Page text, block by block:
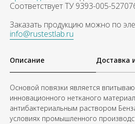
Соответствует ТУ 9393-005-
Заказать продукцию можно по
info@rustestlab.ru
Описание Доставка
Основой повязки является
инновационного нетканого
антибактериальным раствором
условиях промышленного